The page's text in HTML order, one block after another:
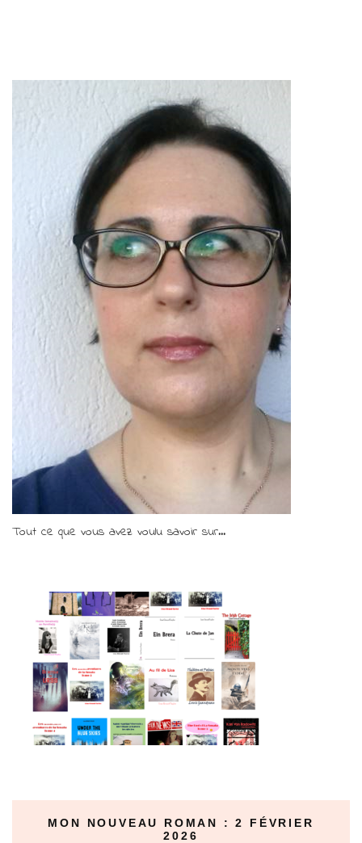
Tout ce que vous avez voulu savoir sur...
MON NOUVEAU ROMAN : 2 FÉVRIER
2026